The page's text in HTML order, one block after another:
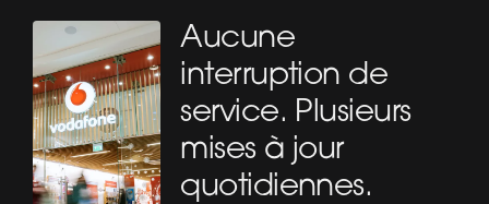
Aucune
interruption de
service. Plusieurs
mises à jour
quotidiennes.